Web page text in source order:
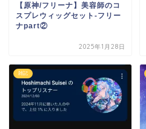
【原神/フリーナ】美容師のコ
スプレウィッグセット-フリー
ナpart②
2025年1月28日
雑記